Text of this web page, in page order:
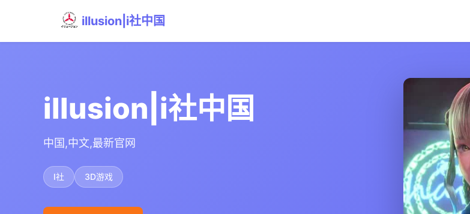
illusion|i社中国
illusion|i社中国
中国,中文,最新官网
I社 3D游戏